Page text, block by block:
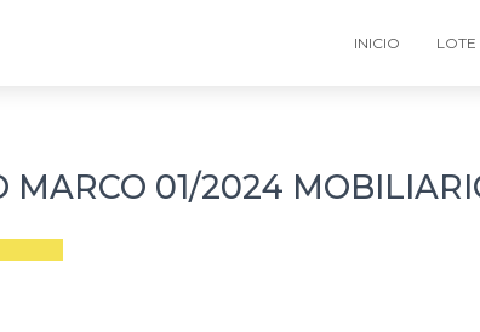
INICIO LOTE
MARCO 01/2024